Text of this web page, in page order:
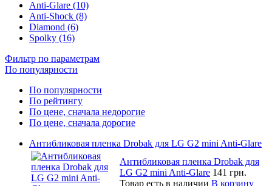
Anti-Glare (10)
Anti-Shock (8)
Diamond (6)
Spolky (16)
Фильтр по параметрам
По популярности
По популярности
По рейтингу
По цене, сначала недорогие
По цене, сначала дорогие
Антибликовая пленка Drobak для LG G2 mini Anti-Glare
Антибликовая пленка Drobak для
LG G2 mini Anti-Glare 141 грн.
Товар есть в наличии В корзину